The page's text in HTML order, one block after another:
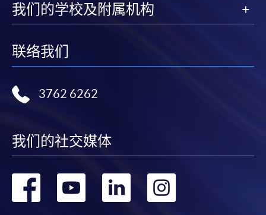
我们的学校及附属机构
联络我们
3762 6262
我们的社交媒体
转 转 转 转